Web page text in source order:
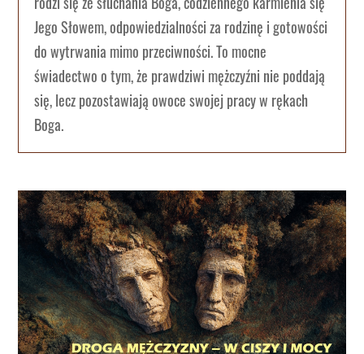
Jego Słowem, odpowiedzialności za rodzinę i gotowości
do wytrwania mimo przeciwności. To mocne
świadectwo o tym, że prawdziwi mężczyźni nie poddają
się, lecz pozostawiają owoce swojej pracy w rękach
Boga.